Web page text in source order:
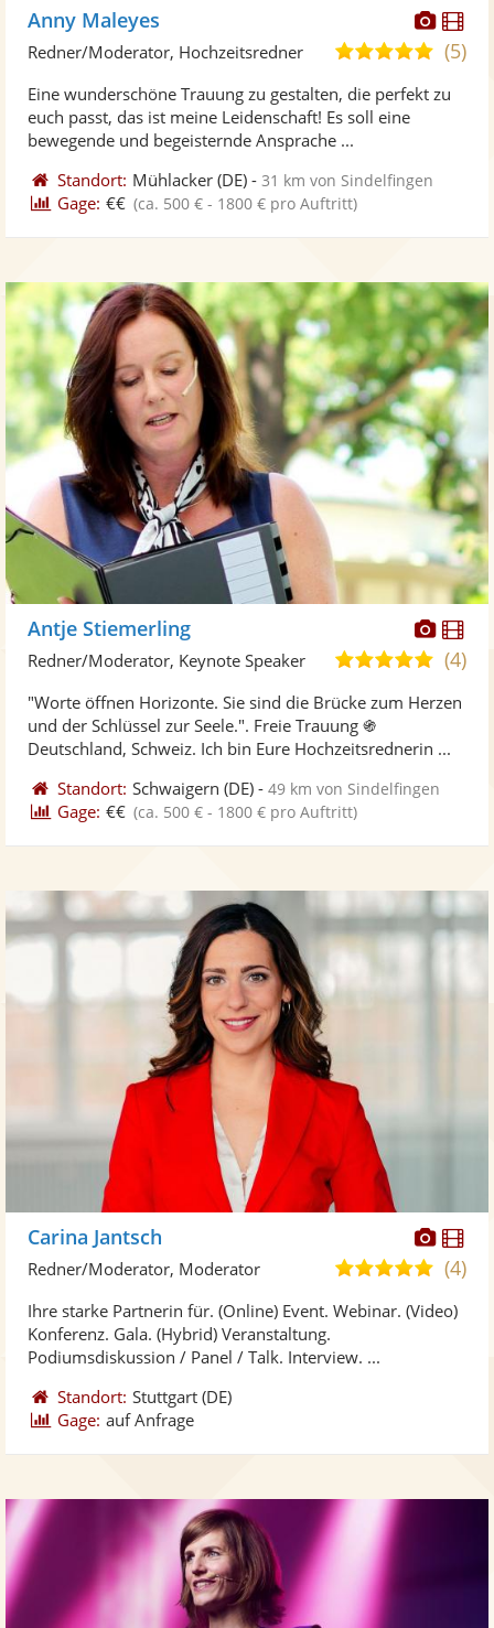
Fotos
Anny Maleyes
5,0
5
(5)
Redner/Moderator, Hochzeitsredner
Eine wunderschöne Trauung zu gestalten, die perfekt zu
euch passt, das ist meine Leidenschaft! Es soll eine
bewegende und begeisternde Ansprache ...
Standort: Mühlacker (DE) -31 km von Sindelfingen
Gage: €€ (ca. 500 € - 1800 € pro Auftritt)
Fotos
Antje Stiemerling
4,8
5
(4)
Redner/Moderator, Keynote Speaker
"Worte öffnen Horizonte. Sie sind die Brücke zum Herzen
und der Schlüssel zur Seele.". Freie Trauung ֍
Deutschland, Schweiz. Ich bin Eure Hochzeitsrednerin ...
Standort: Schwaigern (DE) -49 km von Sindelfingen
Gage: €€ (ca. 500 € - 1800 € pro Auftritt)
Fotos
Carina Jantsch
5,0
5
(4)
Redner/Moderator, Moderator
Ihre starke Partnerin für. (Online) Event. Webinar. (Video)
Konferenz. Gala. (Hybrid) Veranstaltung.
Podiumsdiskussion / Panel / Talk. Interview. ...
Standort: Stuttgart (DE)
Gage: auf Anfrage